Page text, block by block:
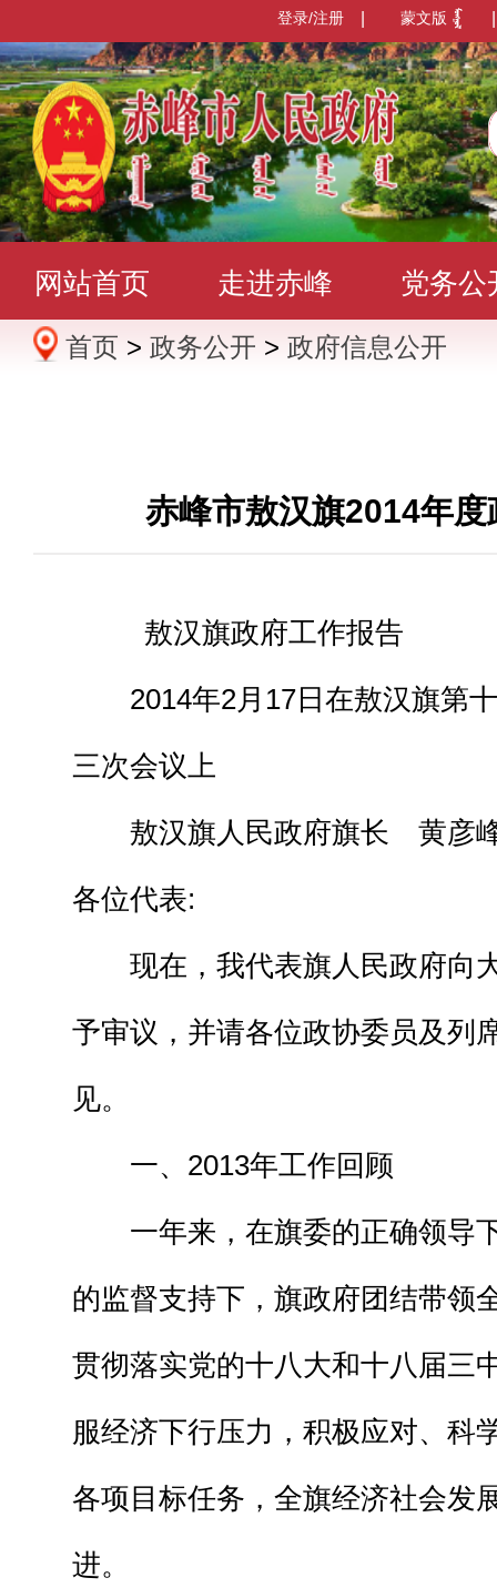
蒙文版
登录/注册
网站首页 走进赤峰 党务公
办事服务 政民互动 数据发
首页 > 政务公开 > 政府信息公开
赤峰市敖汉旗2014年
敖汉旗政府工作报告
2014年2月17日在敖汉旗第十
三次会议上
敖汉旗人民政府旗长 黄彦
各位代表:
现在，我代表旗人民政府向
予审议，并请各位政协委员及列
见。
一、2013年工作回顾
一年来，在旗委的正确领导
的监督支持下，旗政府团结带领
贯彻落实党的十八大和十八届三
服经济下行压力，积极应对、科
各项目标任务，全旗经济社会发
进。